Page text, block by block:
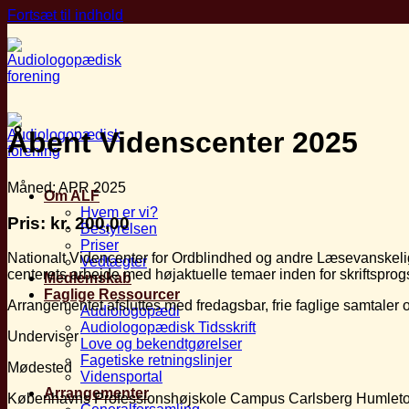
Fortsæt til indhold
Om ALF
Hvem er vi?
Bestyrelsen
Priser
Vedtægter
Medlemskab
Faglige Ressourcer
Audiologopædi
Audiologopædisk Tidsskrift
Love og bekendtgørelser
Fagetiske retningslinjer
Vidensportal
Arrangementer
Åbent Videnscenter 2025
Måned: APR 2025
Pris: kr. 200,00
Nationalt Videncenter for Ordblindhed og andre
centerets arbejde med højaktuelle temaer inden for
Arrangementet afsluttes med fredagsbar, frie faglige
Underviser
Mødested
Københavns Professionshøjskole Campus Carlsberg